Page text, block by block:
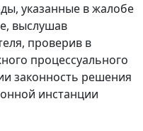
указанные в жалобе
выслушав
проверив в
процессуального
законность решения
инстанции